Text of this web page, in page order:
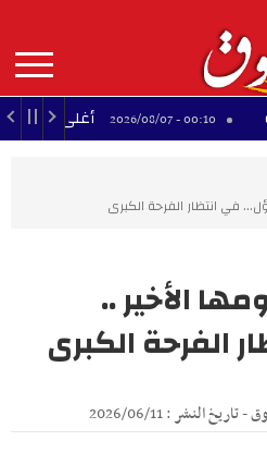
contenu
principal
MAIN
NAVIGATION 00:10 - أغلى 10 لاعبين أفارقة عبر التاريخ
في انتظار الفرحة الكبرى
الأخير ..
الفرحة الكبرى
النشر : 2026/06/11